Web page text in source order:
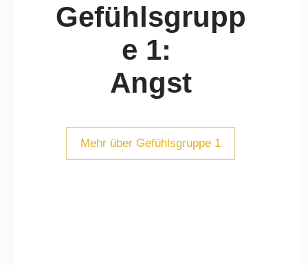
Gefühlsgrupp
e 1:
Angst
Mehr über Gefühlsgruppe 1